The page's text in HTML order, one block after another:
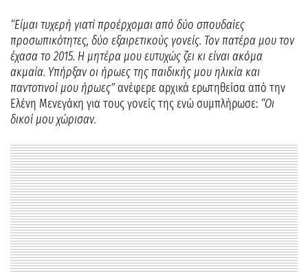
“Είμαι τυχερή γιατί προέρχομαι από δύο σπουδαίες
προσωπικότητες, δύο εξαιρετικούς γονείς. Τον πατέρα μου τον
έχασα το 2015. Η μητέρα μου ευτυχώς ζει κι είναι ακόμα
ακμαία. Υπήρξαν οι ήρωες της παιδικής μου ηλικία και
παντοτινοί μου ήρωες”ανέφερε αρχικά ερωτηθείσα από την
Ελένη Μενεγάκη για τους γονείς της ενώ συμπλήρωσε: “Οι
δικοί μου χώρισαν.